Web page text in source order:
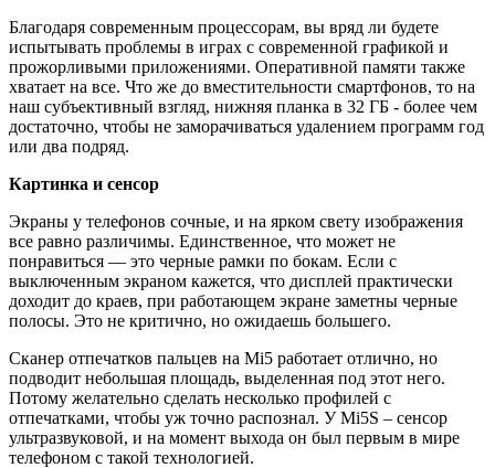
Благодаря современным процессорам, вы вряд ли будете
испытывать проблемы в играх с современной графикой и
прожорливыми приложениями. Оперативной памяти также
хватает на все. Что же до вместительности смартфонов, то на
наш субъективный взгляд, нижняя планка в 32 ГБ - более чем
достаточно, чтобы не заморачиваться удалением программ год
или два подряд.
Картинка и сенсор
Экраны у телефонов сочные, и на ярком свету изображения
все равно различимы. Единственное, что может не
понравиться — это черные рамки по бокам. Если с
выключенным экраном кажется, что дисплей практически
доходит до краев, при работающем экране заметны черные
полосы. Это не критично, но ожидаешь большего.
Сканер отпечатков пальцев на Mi5 работает отлично, но
подводит небольшая площадь, выделенная под этот него.
Потому желательно сделать несколько профилей с
отпечатками, чтобы уж точно распознал. У Mi5S – сенсор
ультразвуковой, и на момент выхода он был первым в мире
телефоном с такой технологией.